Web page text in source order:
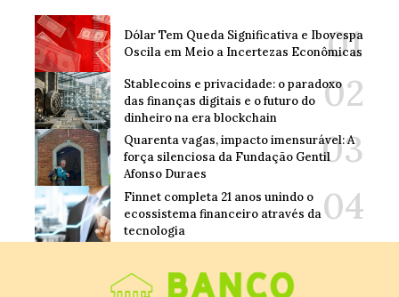
Dólar Tem Queda Significativa e Ibovespa
Oscila em Meio a Incertezas Econômicas
Stablecoins e privacidade: o paradoxo
das finanças digitais e o futuro do
dinheiro na era blockchain
Quarenta vagas, impacto imensurável: A
força silenciosa da Fundação Gentil
Afonso Duraes
Finnet completa 21 anos unindo o
ecossistema financeiro através da
tecnologia